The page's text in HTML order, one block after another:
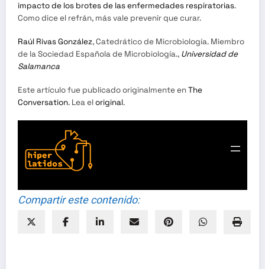
impacto de los brotes de las enfermedades respiratorias.
Como dice el refrán, más vale prevenir que curar.
Raúl Rivas González, Catedrático de Microbiología. Miembro
de la Sociedad Española de Microbiología., Universidad de
Salamanca
Este artículo fue publicado originalmente enThe
Conversation. Lea eloriginal.
Compartir este contenido: